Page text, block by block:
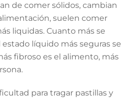
de comer sólidos, cambian
suelen comer
liquidas. Cuanto más se
estado líquido más seguras se
fibroso es el alimento, más
para tragar pastillas y